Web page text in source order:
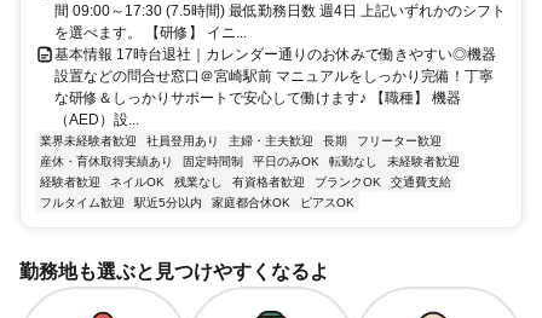
間 09:00～17:30 (7.5時間) 最低勤務日数 週4日 上記いずれかのシフト
を選べます。 【研修】 イニ...
基本情報 17時台退社｜カレンダー通りのお休みで働きやすい◎機器
設置などの問合せ窓口＠宮崎駅前 マニュアルをしっかり完備！丁寧
な研修＆しっかりサポートで安心して働けます♪ 【職種】 機器
（AED）設...
業界未経験者歓迎 社員登用あり 主婦・主夫歓迎 長期
フリーター歓迎
産休・育休取得実績あり
固定時間制 平日のみOK 転勤なし
未経験者歓迎
経験者歓迎
ネイルOK 残業なし 有資格者歓迎 ブランクOK
交通費支給
フルタイム歓迎
駅近5分以内 家庭都合休OK ピアスOK
勤務地も選ぶと見つけやすくなるよ